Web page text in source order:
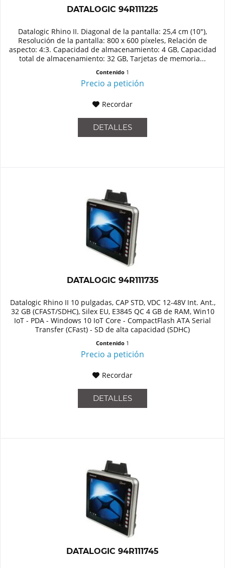
DATALOGIC 94R111225
Datalogic Rhino II. Diagonal de la pantalla: 25,4 cm (10"),
Resolución de la pantalla: 800 x 600 píxeles, Relación de
aspecto: 4:3. Capacidad de almacenamiento: 4 GB, Capacidad
total de almacenamiento: 32 GB, Tarjetas de memoria...
Contenido 1
Precio a petición
Recordar
DETALLES
DATALOGIC 94R111735
Datalogic Rhino II 10 pulgadas, CAP STD, VDC 12-48V Int. Ant.,
32 GB (CFAST/SDHC), Silex EU, E3845 QC 4 GB de RAM, Win10
IoT - PDA - Windows 10 IoT Core - CompactFlash ATA Serial
Transfer (CFast) - SD de alta capacidad (SDHC)
Contenido 1
Precio a petición
Recordar
DETALLES
DATALOGIC 94R111745